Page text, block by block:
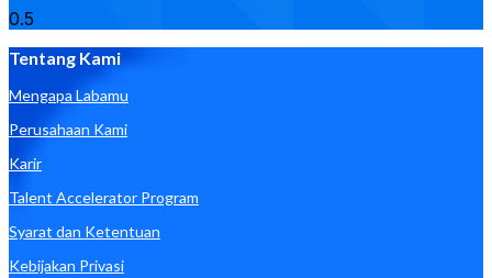
Tentang Kami
Mengapa Labamu
Perusahaan Kami
Karir
Talent Accelerator Program
Syarat dan Ketentuan
Kebijakan Privasi